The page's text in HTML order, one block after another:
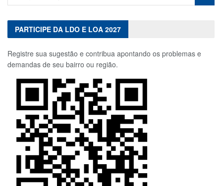
PARTICIPE DA LDO E LOA 2027
Registre sua sugestão e contribua apontando os problemas e
demandas de seu bairro ou região.